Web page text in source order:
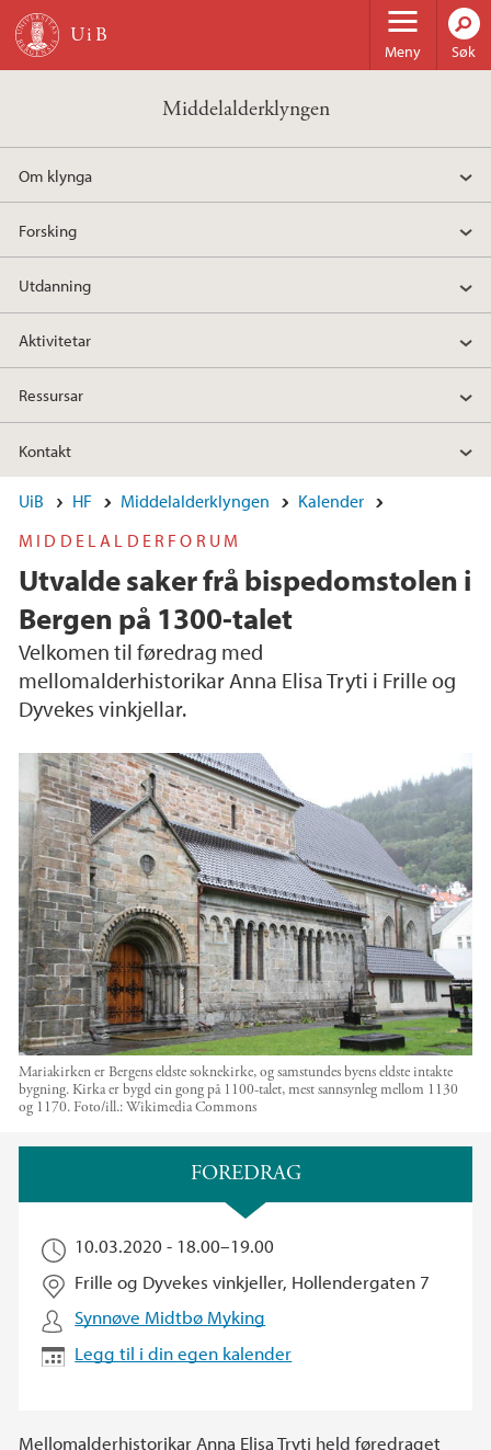
Hopp til hovedinnhold
Meny Søk
Middelalderklyngen
Om klynga
Forsking
Utdanning
Aktivitetar
Ressursar
Kontakt
UiB HF Middelalderklyngen
Kalender
MIDDELALDERFORUM
Utvalde saker frå bispedomstolen i
Bergen på 1300-talet
Velkomen til føredrag med
mellomalderhistorikar Anna Elisa Tryti i Frille og
Dyvekes vinkjellar.
Mariakirken er Bergens eldste soknekirke, og samstundes byens eldste intakte
bygning. Kirka er bygd ein gong på 1100-talet, mest sannsynleg mellom 1130
og 1170. Foto/ill.:Wikimedia Commons
FOREDRAG
10.03.2020 - 18.00–19.00
Frille og Dyvekes vinkjeller, Hollendergaten 7
Synnøve Midtbø Myking
Legg til i din egen kalender
Mellomalderhistorikar Anna Elisa Tryti held føredraget